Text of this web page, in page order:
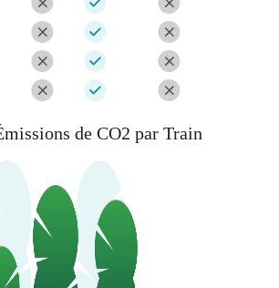
de CO2 par Train